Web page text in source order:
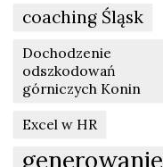
coaching Śląsk
Dochodzenie
odszkodowań
górniczych Konin
Excel w HR
generowanie